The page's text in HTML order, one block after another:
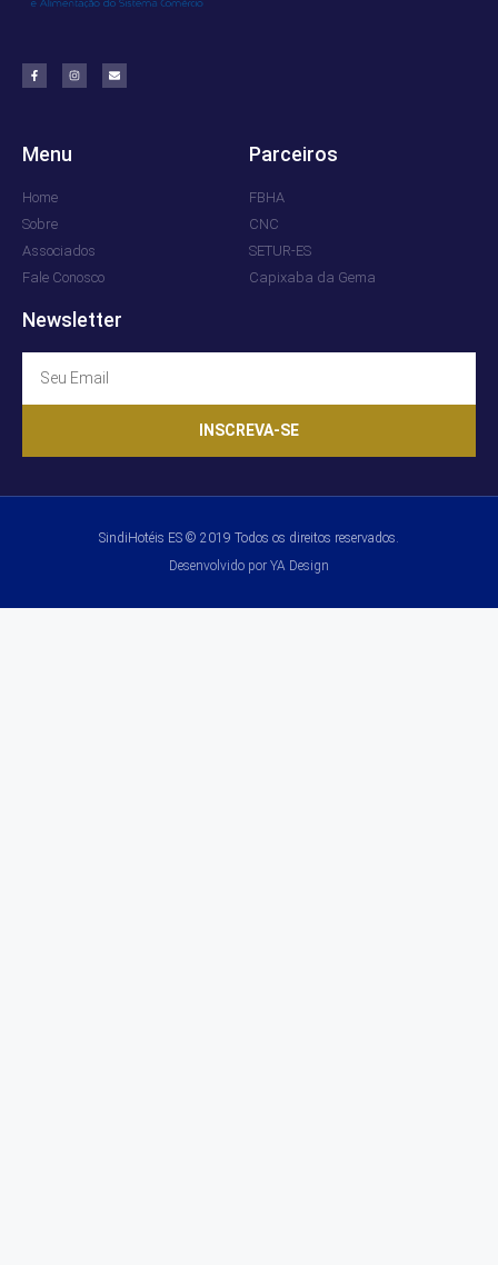
Menu
Home
Sobre
Associados
Fale Conosco
Parceiros
FBHA
CNC
SETUR-ES
Capixaba da Gema
Newsletter
INSCREVA-SE
SindiHotéis ES © 2019 Todos os direitos reservados.
Desenvolvido por YA Design